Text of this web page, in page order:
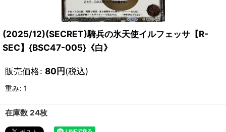
(2025/12)(SECRET)騎兵の氷天使イルフェッサ【R-
SEC】{BSC47-005}《白》
販売価格: 80円(税込)
重み: 1
在庫数 24枚